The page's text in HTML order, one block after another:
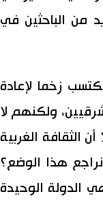
من الباحثين في
زخما لإعادة
ولكنهم لا
الثقافة الغربية
هذا الوضع؟
الدولة الوحيدة